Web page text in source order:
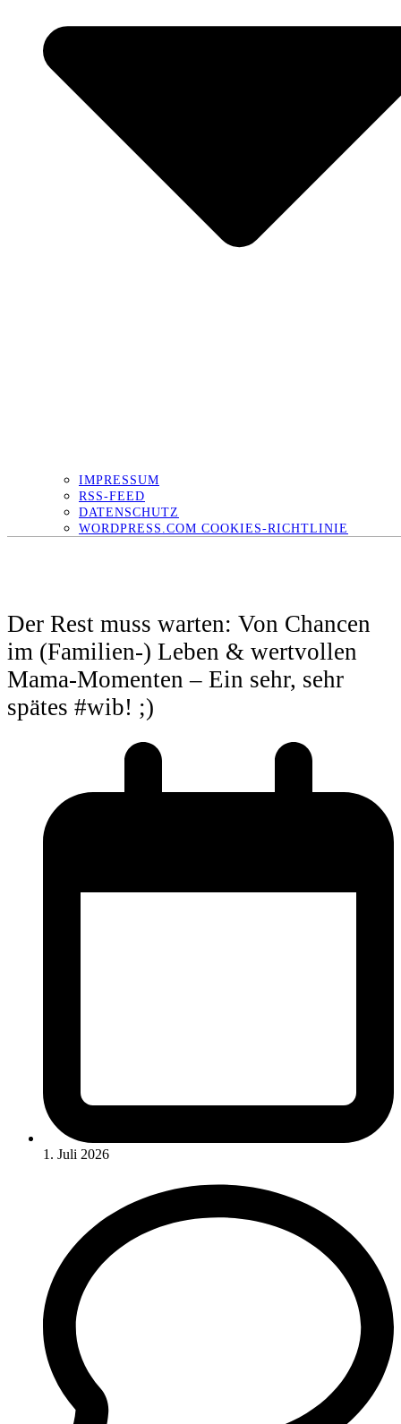
IMPRESSUM
RSS-FEED
DATENSCHUTZ
WORDPRESS.COM COOKIES-RICHTLINIE
Der Rest muss warten: Von Chancen
im (Familien-) Leben & wertvollen
Mama-Momenten – Ein sehr, sehr
spätes #wib! ;)
1. Juli 2026